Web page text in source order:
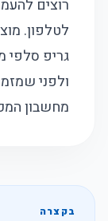
רוצים
לטלפון.
גריפ סלפי
ולפני
מחשבון
בקצרה